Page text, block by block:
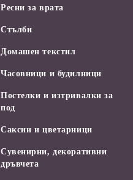
Ресни за врата
Стълби
Домашен текстил
Часовници и будилници
Постелки и изтривалки за
под
Саксии и цветарници
Сувенирни, декоративни
дръвчета